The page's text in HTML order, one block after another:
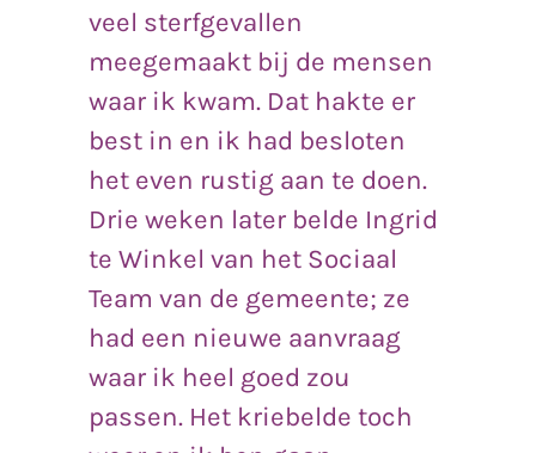
veel sterfgevallen
meegemaakt bij de mensen
waar ik kwam. Dat hakte er
best in en ik had besloten
het even rustig aan te doen.
Drie weken later belde Ingrid
te Winkel van het Sociaal
Team van de gemeente; ze
had een nieuwe aanvraag
waar ik heel goed zou
passen. Het kriebelde toch